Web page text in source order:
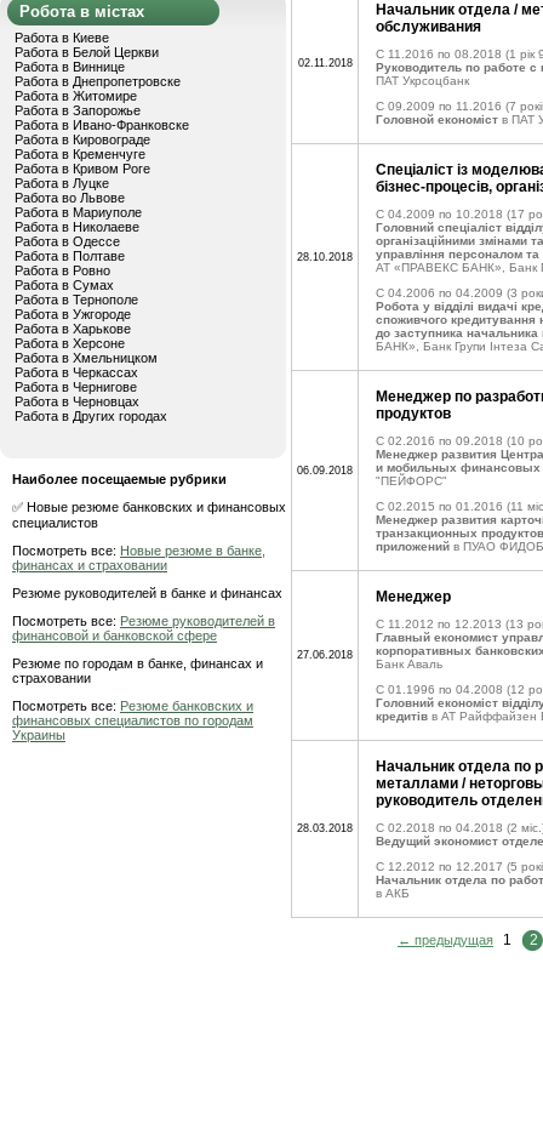
Робота в містах
Работа в Киеве
Работа в Белой Церкви
Работа в Виннице
Работа в Днепропетровске
Работа в Житомире
Работа в Запорожье
Работа в Ивано-Франковске
Работа в Кировограде
Работа в Кременчуге
Работа в Кривом Роге
Работа в Луцке
Работа во Львове
Работа в Мариуполе
Работа в Николаеве
Работа в Одессе
Работа в Полтаве
Работа в Ровно
Работа в Сумах
Работа в Тернополе
Работа в Ужгороде
Работа в Харькове
Работа в Херсоне
Работа в Хмельницком
Работа в Черкассах
Работа в Чернигове
Работа в Черновцах
Работа в Других городах
Наиболее посещаемые рубрики
✅ Новые резюме банковских и финансовых
специалистов
Посмотреть все: Новые резюме в банке,
финансах и страховании
Резюме руководителей в банке и финансах
Посмотреть все: Резюме руководителей в
финансовой и банковской сфере
Резюме по городам в банке, финансах и
страховании
Посмотреть все: Резюме банковских и
финансовых специалистов по городам
Украины
02.11.2018
Начальник отдела /
обслуживания
C 11.2016 по 08.2018 (1 рік
Руководитель по работе
ПАТ Укрсоцбанк
C 09.2009 по 11.2016 (7
Головной економiст в ПАТ
28.10.2018
Спеціаліст із
бізнес-процесів,
C 04.2009 по 10.2018 (17
Головний спеціаліст
організаційними змінами
управління персоналом та
АТ «ПРАВЕКС БАНК», Банк
C 04.2006 по 04.2009 (3
Робота у відділі видачі
споживчого кредитування
до заступника начальника
БАНК», Банк Групи Інтеза
06.09.2018
Менеджер по
продуктов
C 02.2016 по 09.2018 (10
Менеджер развития
и мобильных финансовых
"ПЕЙФОРС"
C 02.2015 по 01.2016 (11
Менеджер развития
транзакционных
приложений в ПУАО
27.06.2018
Менеджер
C 11.2012 по 12.2013 (13
Главный економист
корпоративных
Банк Аваль
C 01.1996 по 04.2008 (12
Головний економіст
кредитів в АТ Райффайзен
28.03.2018
Начальник отдела по
металлами /
руководитель
C 02.2018 по 04.2018 (2
Ведущий экономист
C 12.2012 по 12.2017 (5
Начальник отдела по
в АКБ
← предыдущая 1 2